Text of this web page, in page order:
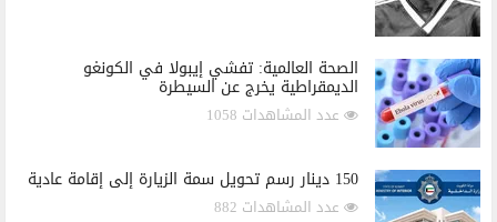
الصحة العالمية: تفشي إيبولا في الكونغو
الديمقراطية يخرج عن السيطرة
عدد المشاهدات 1058
150 دينار رسم تحويل سمة الزيارة إلى إقامة عادية
عدد المشاهدات 882